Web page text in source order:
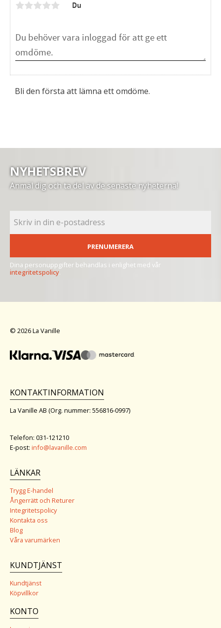
Du
Bli den första att lämna ett omdöme.
NYHETSBREV
Anmäl dig och ta del av de senaste nyheterna!
PRENUMERERA
Dina personuppgifter behandlas i enlighet med vår
integritetspolicy.
© 2026 La Vanille
KONTAKTINFORMATION
La Vanille AB (Org. nummer: 556816-0997)
Telefon: 031-121210
E-post: info@lavanille.com
LÄNKAR
Trygg E-handel
Ångerrätt och Returer
Integritetspolicy
Kontakta oss
Blog
Våra varumärken
KUNDTJÄNST
Kundtjänst
Köpvillkor
KONTO